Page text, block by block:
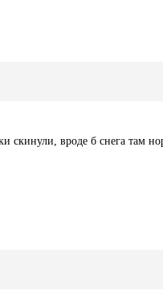
скинули, вроде б снега